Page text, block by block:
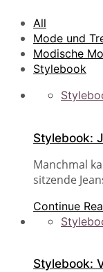
All
Mode und
Modische
Stylebook
Stylebook:
Manchmal
sitzende
Continue
Stylebook: